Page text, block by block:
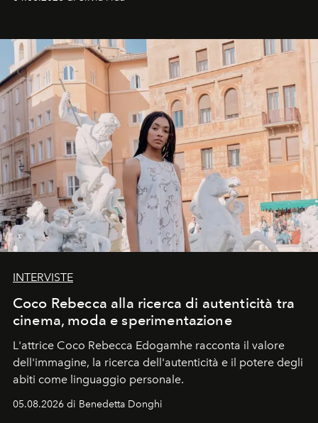
INTERVISTE
Coco Rebecca alla ricerca di autenticità tra
cinema, moda e sperimentazione
L'attrice Coco Rebecca Edogamhe racconta il valore
dell'immagine, la ricerca dell'autenticità e il potere degli
abiti come linguaggio personale.
05.08.2026 di Benedetta Donghi